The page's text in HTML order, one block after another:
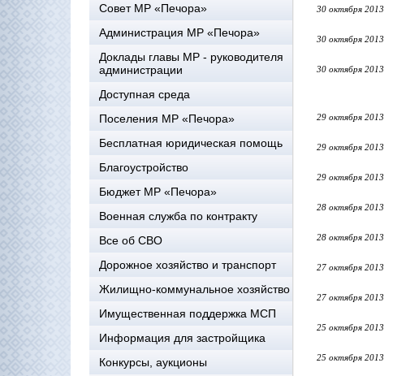
Совет МР «Печора»
Администрация МР «Печора»
Доклады главы МР - руководителя
администрации
Доступная среда
Поселения МР «Печора»
Бесплатная юридическая помощь
Благоустройство
Бюджет МР «Печора»
Военная служба по контракту
Все об СВО
Дорожное хозяйство и транспорт
Жилищно-коммунальное хозяйство
Имущественная поддержка МСП
Информация для застройщика
Конкурсы, аукционы
30 октября 2013
30 октября 2013
30 октября 2013
29 октября 2013
29 октября 2013
29 октября 2013
28 октября 2013
28 октября 2013
27 октября 2013
27 октября 2013
25 октября 2013
25 октября 2013